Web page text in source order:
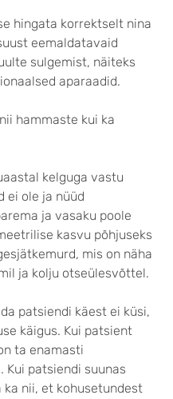
hingata korrektselt nina
eemaldatavaid
sulgemist, näiteks
aparaadid.
hammaste kui ka
kelguga vastu
ei ole ja nüüd
ja vasaku poole
kasvu põhjuseks
mis on näha
ja kolju otseülesvõttel.
patsiendi käest ei küsi,
käigus. Kui patsient
ta enamasti
patsiendi suunas
nii, et kohusetundest